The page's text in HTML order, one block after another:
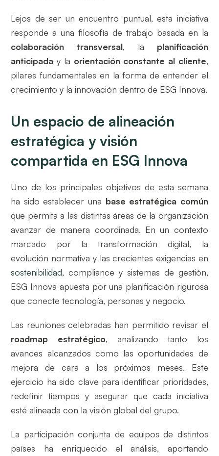
Lejos de ser un encuentro puntual, esta iniciativa
responde a una filosofía de trabajo basada en la
colaboración transversal, la planificación
anticipada y la orientación constante al cliente,
pilares fundamentales en la forma de entender el
crecimiento y la innovación dentro de ESG Innova.
Un espacio de alineación
estratégica y visión
compartida en ESG Innova
Uno de los principales objetivos de esta semana
ha sido establecer una base estratégica común
que permita a las distintas áreas de la organización
avanzar de manera coordinada. En un contexto
marcado por la transformación digital, la
evolución normativa y las crecientes exigencias en
sostenibilidad, compliance y sistemas de gestión,
ESG Innova apuesta por una planificación rigurosa
que conecte tecnología, personas y negocio.
Las reuniones celebradas han permitido revisar el
roadmap estratégico, analizando tanto los
avances alcanzados como las oportunidades de
mejora de cara a los próximos meses. Este
ejercicio ha sido clave para identificar prioridades,
redefinir tiempos y asegurar que cada iniciativa
esté alineada con la visión global del grupo.
La participación conjunta de equipos de distintos
países ha enriquecido el análisis, aportando